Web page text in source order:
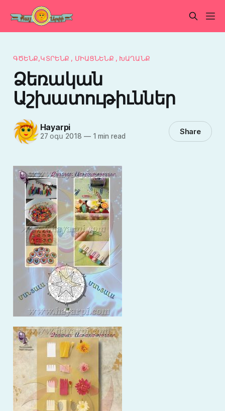
ԳԾԵՆՔ,ԿՏՐԵՆՔ , ՄԻԱՑՆԵՆՔ , ԽԱՂԱՆՔ
Ձեռական
Աշխատութիւններ
Hayarpi
27 օգս 2018 —1 min read Share